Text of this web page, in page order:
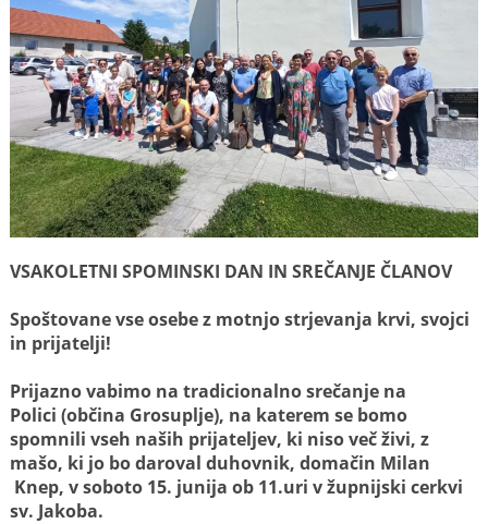
VSAKOLETNI SPOMINSKI DAN IN SREČANJE ČLANOV
Spoštovane vse osebe z motnjo strjevanja krvi, svojci
in prijatelji!
Prijazno vabimo na tradicionalno srečanje na
Polici (občina Grosuplje), na katerem se bomo
spomnili vseh naših prijateljev, ki niso več živi, z
mašo, ki jo bo daroval duhovnik, domačin Milan
Knep, v soboto 15. junija ob 11.uri v župnijski cerkvi
sv. Jakoba.